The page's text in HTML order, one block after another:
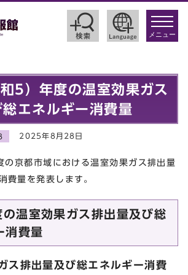
toggle
メニュー
5）年度の温室効果ガス
エネルギー消費量
2025年8月28日
京都市域における温室効果ガス排出量
費量を発表します。
温室効果ガス排出量及び総
消費量
排出量及び総エネルギー消費